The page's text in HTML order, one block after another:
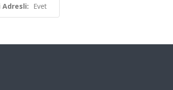
Adresli: Evet